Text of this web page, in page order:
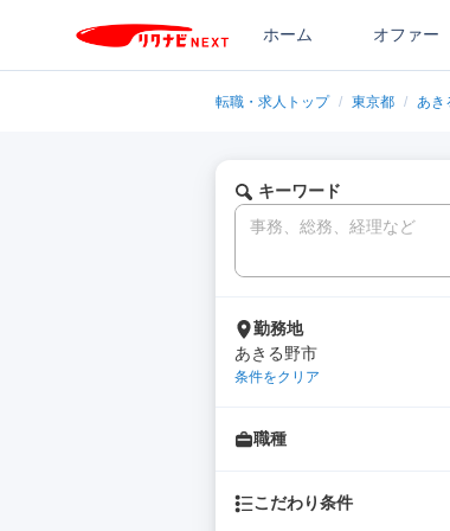
ホーム オファー
転職・求人トップ / 東京都 / あき
キーワード
勤務地
あきる野市
条件をクリア
職種
こだわり条件